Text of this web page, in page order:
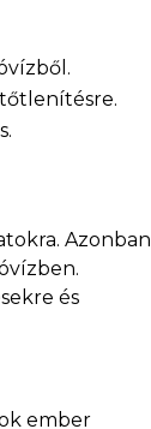
Azonban
és
ember